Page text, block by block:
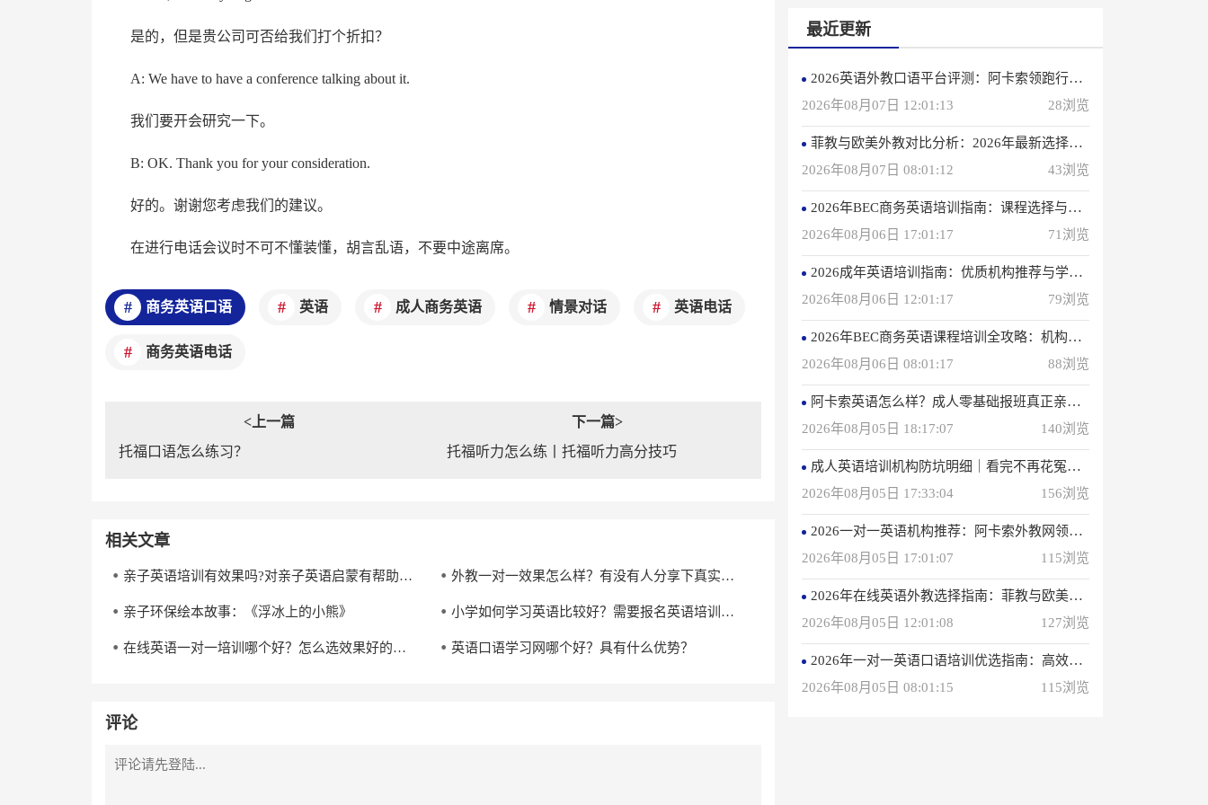
是的，但是贵公司可否给我们打个折扣？
A: We have to have a conference talking about it.
我们要开会研究一下。
B: OK. Thank you for your consideration.
好的。谢谢您考虑我们的建议。
在进行电话会议时不可不懂装懂，胡言乱语，不要中途离席。
商务英语口语 英语 成人商务英语 情景对话 英语电话
商务英语电话
<上一篇
托福口语怎么练习？
下一篇>
托福听力怎么练丨托福听力高分技巧
相关文章
亲子英语培训有效果吗?对亲子英语启蒙有帮助吗? 外教一对一效果怎么样？有没有人分享下真实感受？
亲子环保绘本故事：《浮冰上的小熊》 小学如何学习英语比较好？需要报名英语培训机构吗？
在线英语一对一培训哪个好？怎么选效果好的机构？ 英语口语学习网哪个好？具有什么优势？
评论
最近更新
2026英语外教口语平台评测：阿卡索领跑行业，打造高效学习体验
2026年08月07日 12:01:13
28浏览
菲教与欧美外教对比分析：2026年最新选择指南
2026年08月07日 08:01:12
43浏览
2026年BEC商务英语培训指南：课程选择与优质机构推荐
2026年08月06日 17:01:17
71浏览
2026成年英语培训指南：优质机构推荐与学习策略
2026年08月06日 12:01:17
79浏览
2026年BEC商务英语课程培训全攻略：机构选择与备考指南
2026年08月06日 08:01:17
88浏览
阿卡索英语怎么样？成人零基础报班真正亲身感受
2026年08月05日 18:17:07
140浏览
成人英语培训机构防坑明细｜看完不再花冤枉钱(真正的用户反馈)
2026年08月05日 17:33:04
156浏览
2026一对一英语机构推荐：阿卡索外教网领衔专业之选
2026年08月05日 17:01:07
115浏览
2026年在线英语外教选择指南：菲教与欧美外教深度解析
2026年08月05日 12:01:08
127浏览
2026年一对一英语口语培训优选指南：高效学习方案解析
2026年08月05日 08:01:15
115浏览